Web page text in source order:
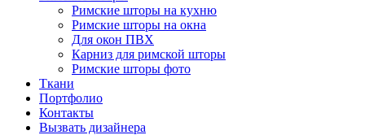
Римские шторы на кухню
Римские шторы на окна
Для окон ПВХ
Карниз для римской шторы
Римские шторы фото
Ткани
Портфолио
Контакты
Вызвать дизайнера